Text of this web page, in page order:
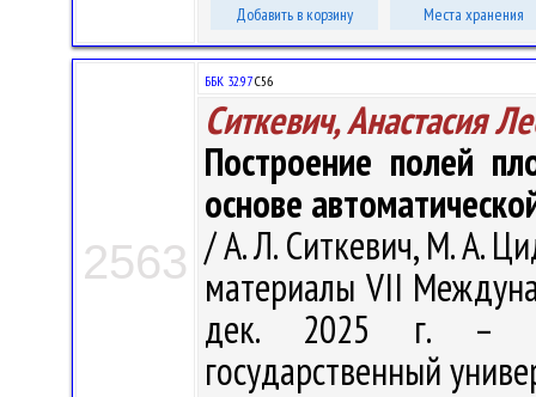
Добавить в корзину Места хранения
2563
ББК 32.97С56
Ситкевич, Анастасия
Построение полей
основе
/ А. Л. Ситкевич, М. А.
материалы VII
дек. 2025 г. –
государственный